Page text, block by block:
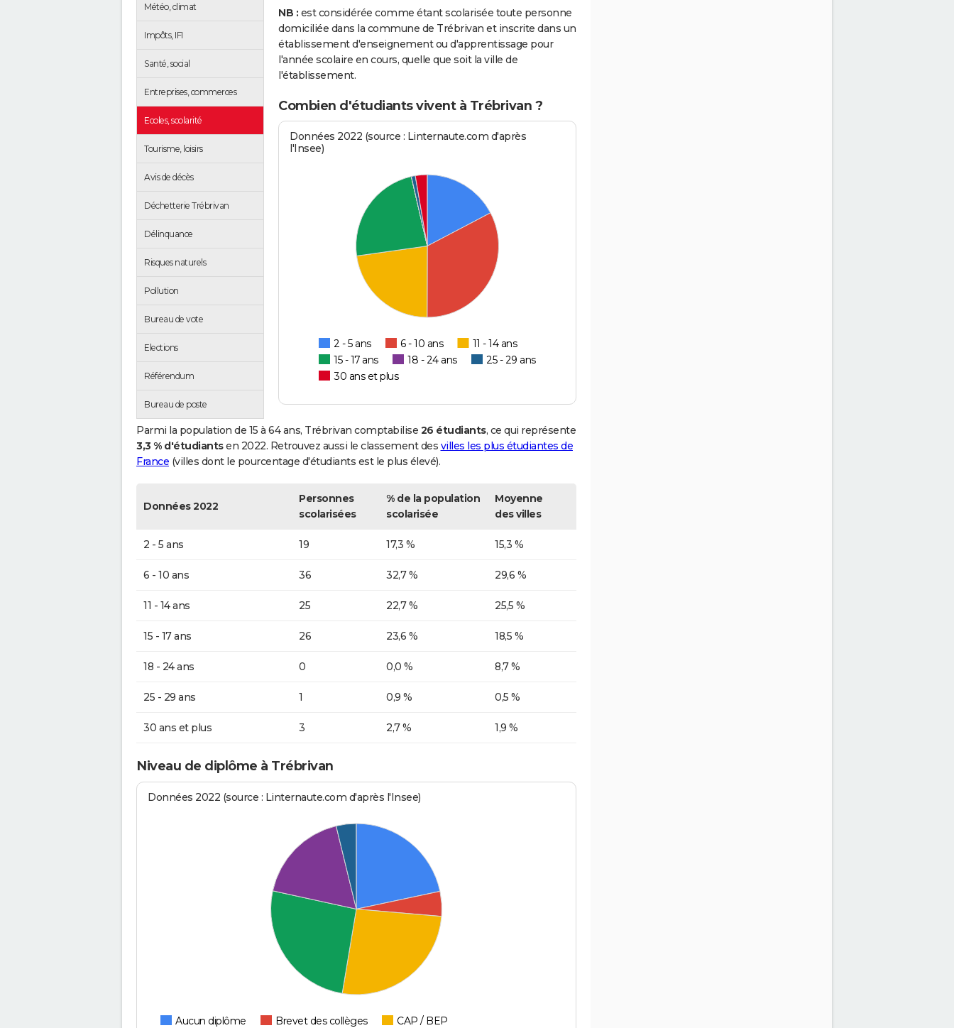
Météo, climat
Impôts, IFI
Santé, social
Entreprises, commerces
Ecoles, scolarité
Tourisme, loisirs
Avis de décès
Déchetterie Trébrivan
Délinquance
Risques naturels
Pollution
Bureau de vote
Elections
Référendum
Bureau de poste
NB : est considérée comme étant scolarisée toute personne
domiciliée dans la commune de Trébrivan et inscrite dans un
établissement d'enseignement ou d'apprentissage pour
l'année scolaire en cours, quelle que soit la ville de
l'établissement.
Combien d'étudiants vivent à Trébrivan ?
Données 2022 (source : Linternaute.com d'après
l'Insee)
2 - 5 ans 6 - 10 ans
11 - 14 ans
15 - 17 ans
18 - 24 ans
25 - 29 ans
30 ans et plus
Parmi la population de 15 à 64 ans, Trébrivan comptabilise 26 étudiants, ce qui représente
3,3 % d'étudiantsen 2022. Retrouvez aussi le classement des villes les plus étudiantes de
France (villes dont le pourcentage d'étudiants est le plus élevé).
Données 2022
Personnes
scolarisées
% de la population
scolarisée
Moyenne
des villes
2 - 5 ans 19 17,3 % 15,3 %
6 - 10 ans 36 32,7 % 29,6 %
11 - 14 ans 25 22,7 % 25,5 %
15 - 17 ans 26 23,6 % 18,5 %
18 - 24 ans 0 0,0 % 8,7 %
25 - 29 ans 1 0,9 % 0,5 %
30 ans et plus 3 2,7 % 1,9 %
Niveau de diplôme à Trébrivan
Données 2022 (source : Linternaute.com d'après l'Insee)
Aucun diplôme Brevet des collèges
CAP / BEP